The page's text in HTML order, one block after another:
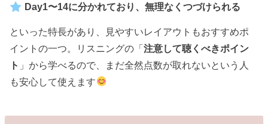
Day1〜14に分かれており、無理なくつづけられる
といった特長があり、見やすいレイアウトもおすすめポ
イントの一つ。リスニングの「注意して聴くべきポイン
ト 」から学べるので、まだ全然点数が取れないという人
も安心して使えます